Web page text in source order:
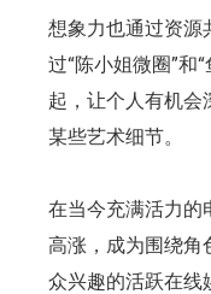
想象力也通过资源
过“陈小姐微圈”和
起，让个人有机会
某些艺术细节。
在当今充满活力的
高涨，成为围绕角
众兴趣的活跃在线